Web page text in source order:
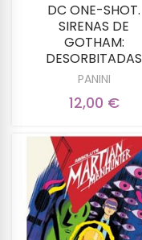
DC ONE-SHOT.
SIRENAS DE
GOTHAM:
DESORBITADAS
PANINI
12,00 €